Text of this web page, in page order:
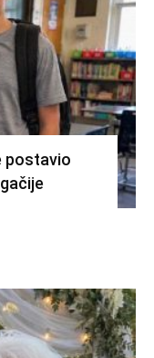
postavio